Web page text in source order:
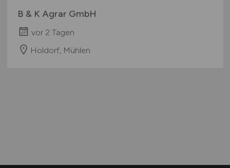
B & K Agrar GmbH
vor 2 Tagen
Holdorf, Mühlen